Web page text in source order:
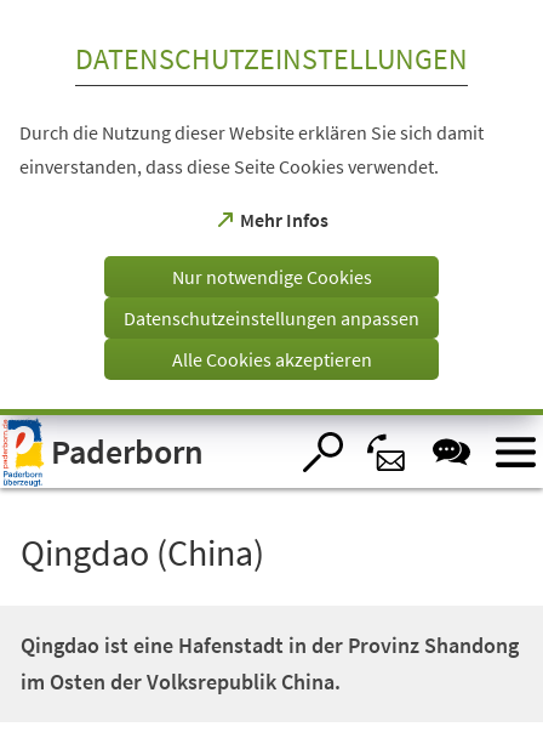
Visuelle
Assistenzsoftware
öffnen.
DATENSCHUTZEINSTELLUNGEN
Durch die Nutzung dieser Website erklären Sie sich damit
einverstanden, dass diese Seite Cookies verwendet.
Mehr Infos
(Öffnet
einem
Tab)
Nur notwendige Cookies
Datenschutzeinstellungen anpassen
Alle Cookies akzeptieren
Paderborn
Qingdao (China)
Qingdao ist eine Hafenstadt in der Provinz Shandong
im Osten der Volksrepublik China.